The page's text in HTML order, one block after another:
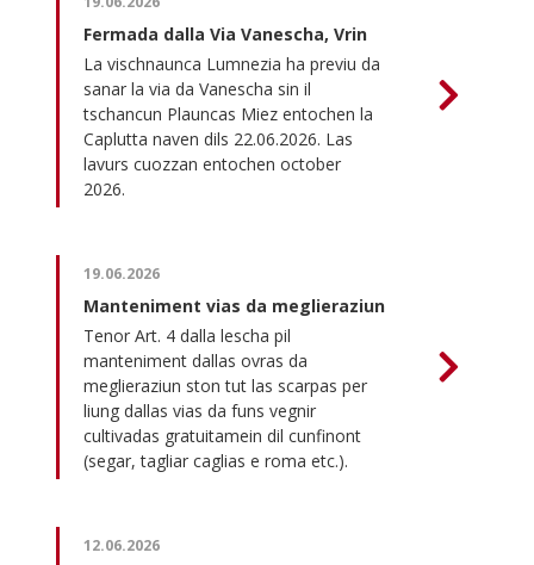
Fermada dalla Via Vanescha, Vrin
La vischnaunca Lumnezia ha previu da
sanar la via da Vanescha sin il
tschancun Plauncas Miez entochen la
Caplutta naven dils 22.06.2026. Las
lavurs cuozzan entochen october
2026.
19.06.2026
Manteniment vias da meglieraziun
Tenor Art. 4 dalla lescha pil
manteniment dallas ovras da
meglieraziun ston tut las scarpas per
liung dallas vias da funs vegnir
cultivadas gratuitamein dil cunfinont
(segar, tagliar caglias e roma etc.).
12.06.2026